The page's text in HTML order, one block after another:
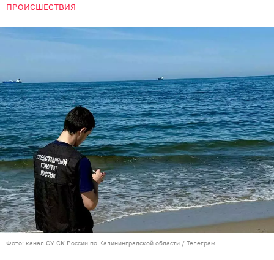
ПРОИСШЕСТВИЯ
Фото: канал СУ СК России по Калининградской области / Телеграм